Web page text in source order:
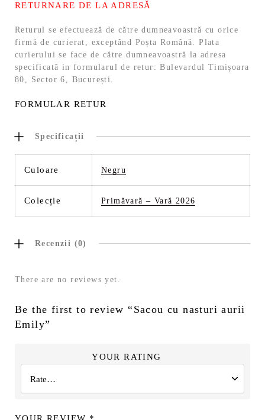
RETURNARE DE LA ADRESĂ
Returul se efectuează de către dumneavoastră cu orice
firmă de curierat, exceptând Poșta Română. Plata
curierului se face de către dumneavoastră la adresa
specificată in formularul de retur: Bulevardul Timișoara
80, Sector 6, București.
FORMULAR RETUR
Specificații
Culoare Negru
Colecție Primăvară – Vară 2026
Recenzii (0)
There are no reviews yet.
Be the first to review “Sacou cu nasturi aurii
Emily”
YOUR RATING
YOUR REVIEW *